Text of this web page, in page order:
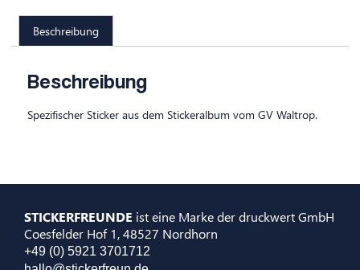
Beschreibung
Beschreibung
Spezifischer Sticker aus dem Stickeralbum vom GV Waltrop.
STICKERFREUNDE ist eine Marke der druckwert GmbH
Coesfelder Hof 1, 48527 Nordhorn
+49 (0) 5921 3701712